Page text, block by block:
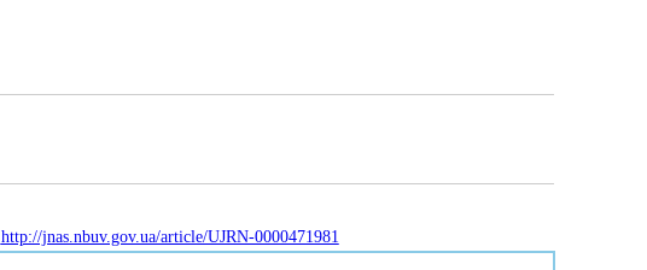
http://jnas.nbuv.gov.ua/article/UJRN-0000471981